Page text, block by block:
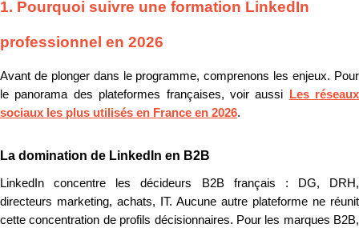
1. Pourquoi suivre une formation LinkedIn
professionnel en 2026
Avant de plonger dans le programme, comprenons les enjeux. Pour
le panorama des plateformes françaises, voir aussi
Les réseaux
sociaux les plus utilisés en France en 2026.
La domination de LinkedIn en B2B
LinkedIn concentre les décideurs B2B français : DG, DRH,
directeurs marketing, achats, IT. Aucune autre plateforme ne réunit
cette concentration de profils décisionnaires. Pour les marques B2B,